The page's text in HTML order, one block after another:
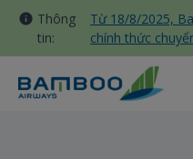
Thông
tin:
Từ 18/8/2025,
chính thức
bay nội địa sang
Sơn Nhất